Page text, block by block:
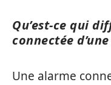
Qu’est-ce qui
connectée
Une alarme